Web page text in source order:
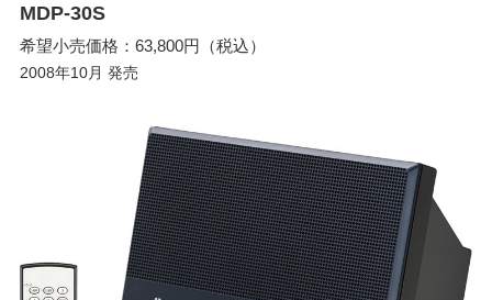
MDP-30S
希望小売価格：63,800円（税込）
2008年10月 発売